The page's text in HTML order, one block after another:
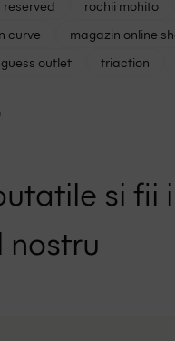
reserved rochii mohito
curve magazin online
guess outlet
triaction
si fii
nostru